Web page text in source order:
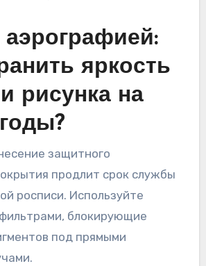
аэрографией:
яркость
рисунка на
защитного
продлит срок службы
росписи. Используйте
блокирующие
под прямыми